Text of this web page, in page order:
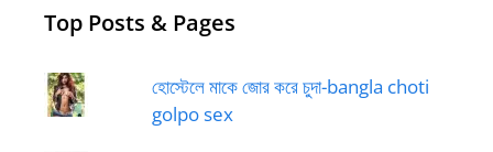
Top Posts & Pages
হোস্টেলে মাকে জোর করে চুদা-bangla choti
golpo sex